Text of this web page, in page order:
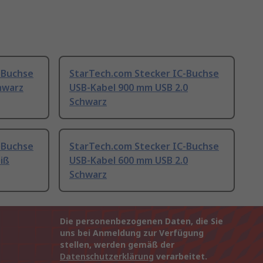
StarTech.com Stecker IC-Buchse
USB-Kabel 900 mm USB 2.0
Schwarz
StarTech.com Stecker IC-Buchse
USB-Kabel 600 mm USB 2.0
Schwarz
Die personenbezogenen Daten, die Sie
uns bei Anmeldung zur Verfügung
stellen, werden gemäß der
Datenschutzerklärung verarbeitet.